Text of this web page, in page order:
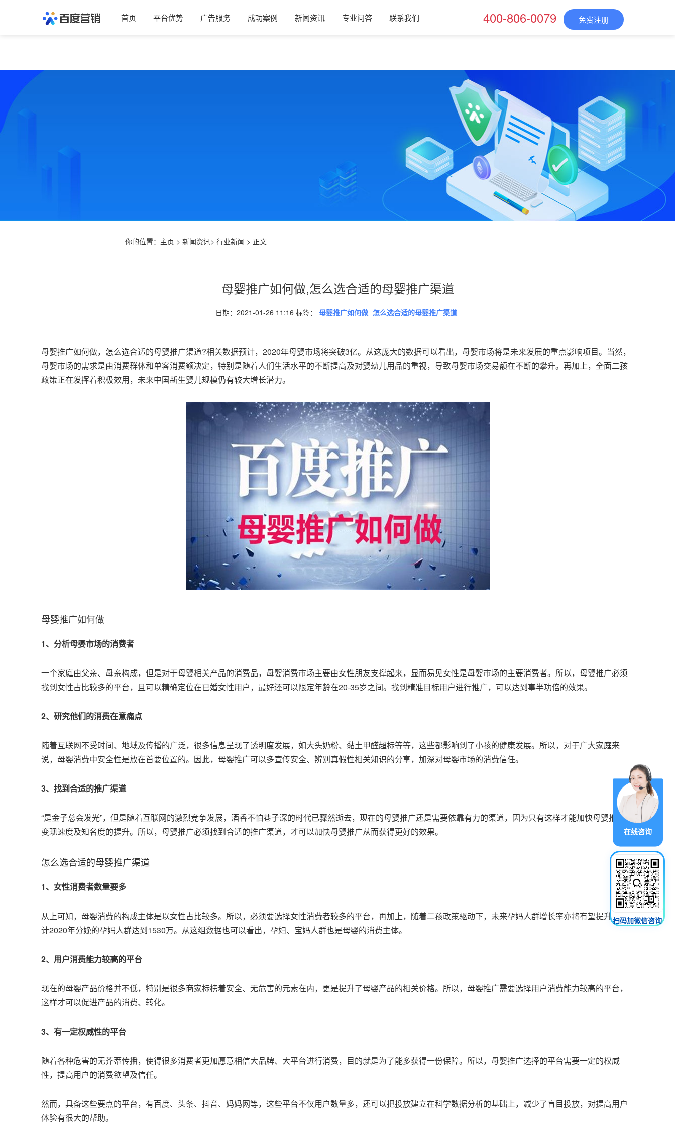
首页 平台优势 广告服务 成功案例 新闻资讯 专业问答 联系我们 400-806-0079 免费注册
你的位置： 主页 > 新闻资讯> 行业新闻 > 正文
母婴推广如何做,怎么选合适的母婴推广渠道
日期：2021-01-26 11:16 标签： 母婴推广如何做 怎么选合适的母婴推广渠道
母婴推广如何做，怎么选合适的母婴推广渠道?相关数据预计，2020年母婴市场将突破3亿。从这庞大的数据可以看出，母婴市场将是未来发展的重点影响项目。当然，
母婴市场的需求是由消费群体和单客消费额决定，特别是随着人们生活水平的不断提高及对婴幼儿用品的重视，导致母婴市场交易额在不断的攀升。再加上，全面二孩
政策正在发挥着积极效用，未来中国新生婴儿规模仍有较大增长潜力。
母婴推广如何做
1、分析母婴市场的消费者
一个家庭由父亲、母亲构成，但是对于母婴相关产品的消费品，母婴消费市场主要由女性朋友支撑起来，显而易见女性是母婴市场的主要消费者。所以，母婴推广必须
找到女性占比较多的平台，且可以精确定位在已婚女性用户，最好还可以限定年龄在20-35岁之间。找到精准目标用户进行推广，可以达到事半功倍的效果。
2、研究他们的消费在意痛点
随着互联网不受时间、地域及传播的广泛，很多信息呈现了透明度发展，如大头奶粉、黏土甲醛超标等等，这些都影响到了小孩的健康发展。所以，对于广大家庭来
说，母婴消费中安全性是放在首要位置的。因此，母婴推广可以多宣传安全、辨别真假性相关知识的分享，加深对母婴市场的消费信任。
3、找到合适的推广渠道
“是金子总会发光”，但是随着互联网的激烈竞争发展，酒香不怕巷子深的时代已骤然逝去，现在的母婴推广还是需要依靠有力的渠道，因为只有这样才能加快母婴推广的
变现速度及知名度的提升。所以，母婴推广必须找到合适的推广渠道，才可以加快母婴推广从而获得更好的效果。
怎么选合适的母婴推广渠道
1、女性消费者数量要多
从上可知，母婴消费的构成主体是以女性占比较多。所以，必须要选择女性消费者较多的平台，再加上，随着二孩政策驱动下，未来孕妈人群增长率亦将有望提升,，预
计2020年分娩的孕妈人群达到1530万。从这组数据也可以看出，孕妇、宝妈人群也是母婴的消费主体。
2、用户消费能力较高的平台
现在的母婴产品价格并不低，特别是很多商家标榜着安全、无危害的元素在内，更是提升了母婴产品的相关价格。所以，母婴推广需要选择用户消费能力较高的平台，
这样才可以促进产品的消费、转化。
3、有一定权威性的平台
随着各种危害的无芥蒂传播，使得很多消费者更加愿意相信大品牌、大平台进行消费，目的就是为了能多获得一份保障。所以，母婴推广选择的平台需要一定的权威
性，提高用户的消费欲望及信任。
然而，具备这些要点的平台，有百度、头条、抖音、妈妈网等，这些平台不仅用户数量多，还可以把投放建立在科学数据分析的基础上，减少了盲目投放，对提高用户
体验有很大的帮助。
在线咨询
扫码加微信咨询